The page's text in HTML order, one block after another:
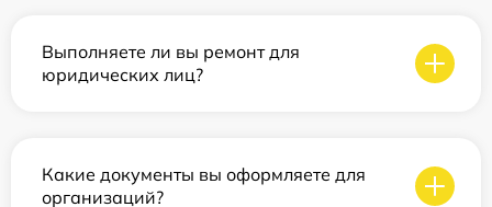
Выполняете ли вы ремонт для
юридических лиц?
Какие документы вы оформляете для
организаций?